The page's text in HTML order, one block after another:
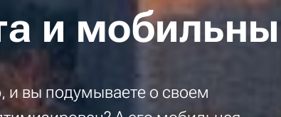
и
вы подумываете о своем